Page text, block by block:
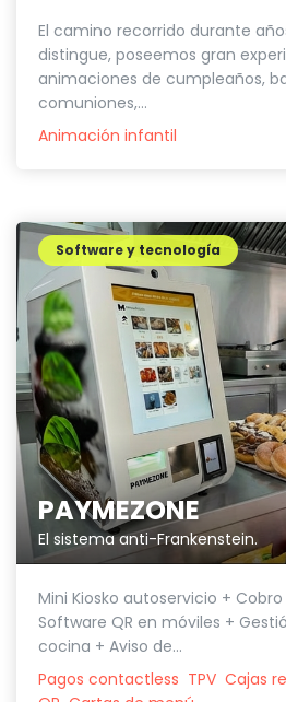
El camino recorrido durante
distingue, poseemos gran
animaciones de cumpleaños,
comuniones,...
Animación infantil
PAYMEZONE
El sistema anti-Frankenstein.
Software y tecnología
Mini Kiosko autoservicio +
Software QR en móviles +
cocina + Aviso de...
Pagos contactless TPV Cajas